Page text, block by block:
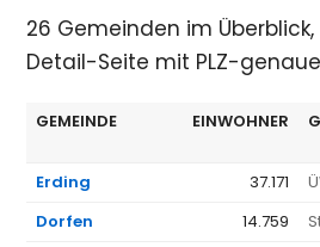
26 Gemeinden im
Detail-Seite mit PLZ-
GEMEINDE EINWOHNER
Erding 37.171
Dorfen
14.759